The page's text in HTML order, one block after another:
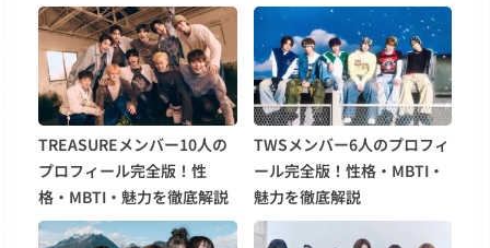
TREASUREメンバー10人の
プロフィール完全版！性
格・MBTI・魅力を徹底解説
TWSメンバー6人のプロフィ
ール完全版！性格・MBTI・
魅力を徹底解説